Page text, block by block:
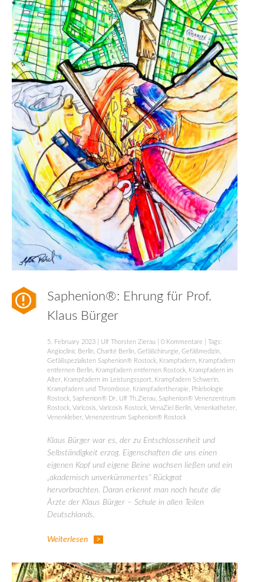
Saphenion®: Ehrung für Prof.
Klaus Bürger
5. February 2023 Ulf Thorsten Zierau 0 Kommentare | Tags:
Angioclinic Berlin, Charité Berlin, Gefäßchirurgie, Gefäßmedizin,
Gefäßspezialisten Saphenion® Rostock, Krampfadern, Krampfadern
entfernen Berlin, Krampfadern entfernen Rostock, Krampfadern im
Alter, Krampfadern im Leistungssport, Krampfadern Schwerin,
Krampfadern und Thrombose, Krampfadertherapie, Phlebologie
Rostock, Saphenion® Dr. Ulf Th.Zierau, Saphenion® Venenzentrum
Rostock, Varicosis, Varicosis Rostock, VenaZiel Berlin, Venenkatheter,
Venenkleber, Venenzentrum Saphenion® Rostock
Klaus Bürger war es, der zu Entschlossenheit und
Selbständigkeit erzog. Eigenschaften die uns einen
eigenen Kopf und eigene Beine wachsen ließen und ein
„akademisch unverkümmertes“ Rückgrat
hervorbrachten. Daran erkennt man noch heute die
Ärzte der Klaus Bürger – Schule in allen Teilen
Deutschlands.
Weiterlesen